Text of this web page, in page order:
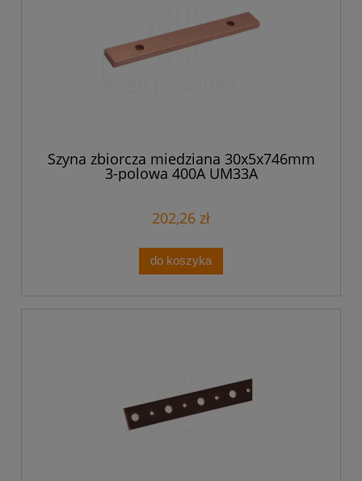
Szyna zbiorcza miedziana 30x5x746mm
3-polowa 400A UM33A
202,26 zł
do koszyka